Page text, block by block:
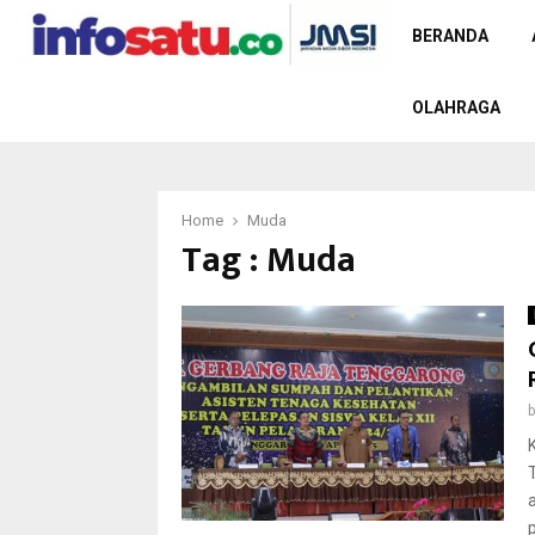
BERANDA
OLAHRAGA
Home Muda
Tag : Muda